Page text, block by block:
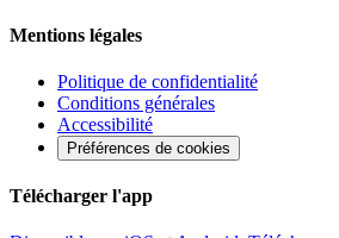
Mentions légales
Politique de confidentialité
Conditions générales
Accessibilité
Préférences de cookies
Télécharger l'app